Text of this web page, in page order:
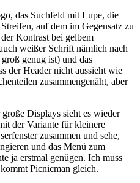
das Suchfeld mit Lupe, die
auf dem im Gegensatz zu
Kontrast bei gelbem
weißer Schrift nämlich nach
genug ist) und das
der Header nicht aussieht wie
zusammengenäht, aber
Displays sieht es wieder
der Variante für kleinere
zusammen und sehe,
und das Menü zum
ja erstmal genügen. Ich muss
Picnicman gleich.